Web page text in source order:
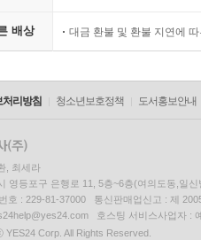
격화되고 구조화되는 상황에
다. 미중 전략경쟁의 심화 속에
개입하는 모습을 보이고 있다
의 안보를 지키는 길을 선택해
정적 인식이 강화되고 중국에
만 문제 개입을 차단하면서
배상 대금 환불 및 환불 지연에
리방침 청소년보호정책 도서홍보안내
, 최세라
영등포구 은행로 11, 5층~6층(여의도동,일신
호 : 229-81-37000 통신판매업신고 : 제
호스팅 서비스사업자 :
Corp. All Rights Reserved.